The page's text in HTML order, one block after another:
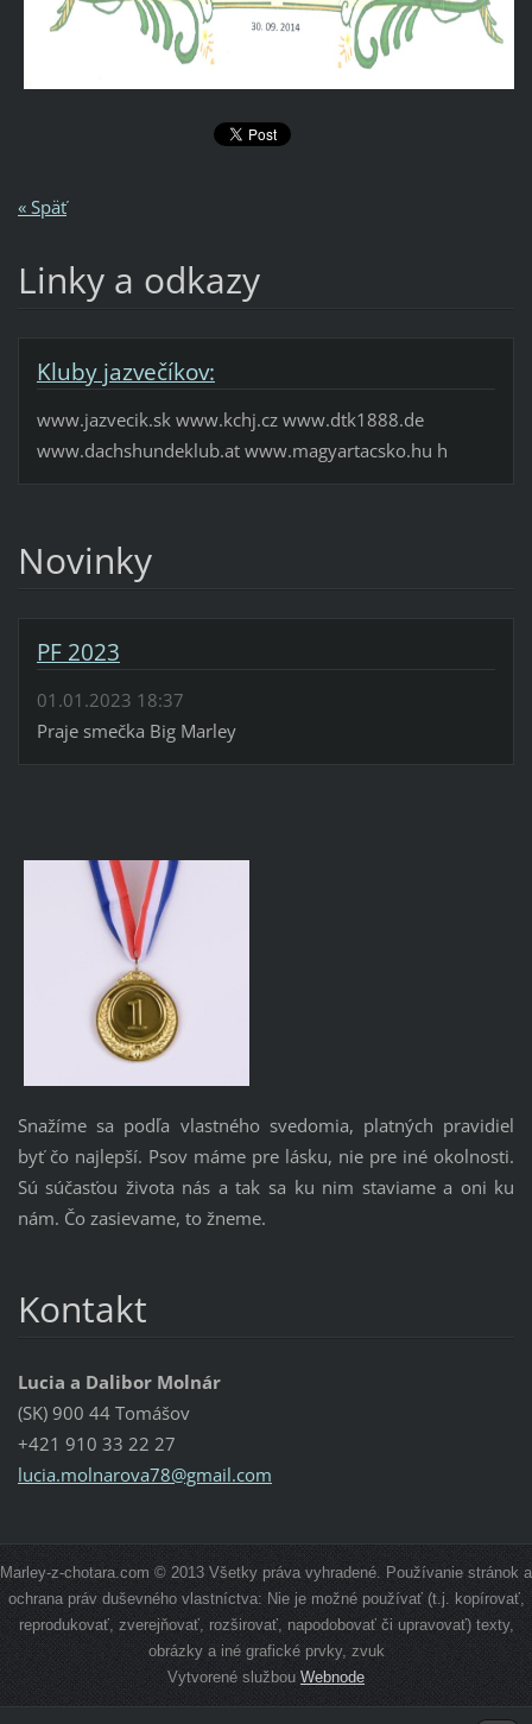
« Späť
Linky a odkazy
Kluby jazvečíkov:
www.jazvecik.sk www.kchj.cz www.dtk1888.de
www.dachshundeklub.at www.magyartacsko.hu h
Novinky
PF 2023
01.01.2023 18:37
Praje smečka Big Marley
Snažíme sa podľa vlastného svedomia, platných pravidiel
byť čo najlepší. Psov máme pre lásku, nie pre iné okolnosti.
Sú súčasťou života nás a tak sa ku nim staviame a oni ku
nám. Čo zasievame, to žneme.
Kontakt
Lucia a Dalibor Molnár
(SK) 900 44 Tomášov
+421 910 33 22 27
lucia.molnarova78@gmail.com
Marley-z-chotara.com © 2013 Všetky práva vyhradené. Používanie stránok a
ochrana práv duševného vlastníctva: Nie je možné používať (t.j. kopírovať,
reprodukovať, zverejňovať, rozširovať, napodobovať či upravovať) texty,
obrázky a iné grafické prvky, zvuk
Vytvorené službouWebnode